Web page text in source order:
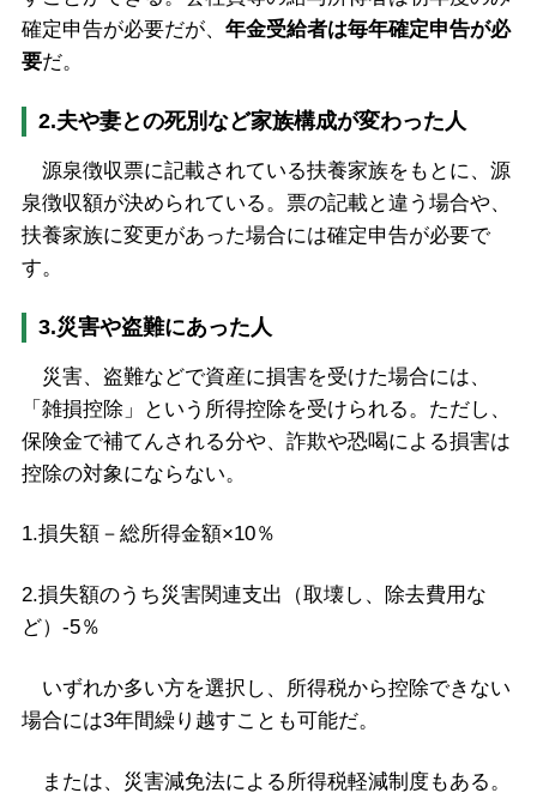
確定申告が必要だが、 年金受給者は毎年確定申告が必
要だ。
2.夫や妻との死別など家族構成が変わった人
源泉徴収票に記載されている扶養家族をもとに、源
泉徴収額が決められている。票の記載と違う場合や、
扶養家族に変更があった場合には確定申告が必要で
す。
3.災害や盗難にあった人
災害、盗難などで資産に損害を受けた場合には、
「雑損控除」という所得控除を受けられる。ただし、
保険金で補てんされる分や、詐欺や恐喝による損害は
控除の対象にならない。
1.損失額－総所得金額×10％
2.損失額のうち災害関連支出（取壊し、除去費用な
ど）-5％
いずれか多い方を選択し、所得税から控除できない
場合には3年間繰り越すことも可能だ。
または、災害減免法による所得税軽減制度もある。